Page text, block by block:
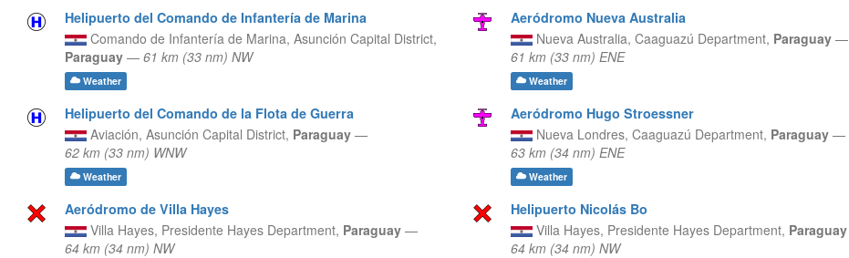
Helipuerto del Comando de Infantería de Marina
Comando de Infantería de Marina, Asunción Capital District,
Paraguay — 61 km (33 nm) NW
Weather
Aeródromo Nueva Australia
Nueva Australia, Caaguazú Department, Paraguay —
61 km (33 nm) ENE
Weather
Helipuerto del Comando de la Flota de Guerra
Aviación, Asunción Capital District, Paraguay —
62 km (33 nm) WNW
Weather
Aeródromo Hugo Stroessner
Nueva Londres, Caaguazú Department, Paraguay —
63 km (34 nm) ENE
Weather
Aeródromo de Villa Hayes
Villa Hayes, Presidente Hayes Department, Paraguay —
64 km (34 nm) NW
Helipuerto Nicolás Bo
Villa Hayes, Presidente Hayes Department, Paraguay
64 km (34 nm) NW